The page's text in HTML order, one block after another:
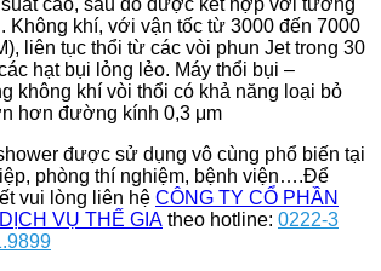
cao, sau đó được kết hợp với tường
Không khí, với vận tốc từ 3000 đến 7000
liên tục thổi từ các vòi phun Jet trong 30
hạt bụi lỏng lẻo. Máy thổi bụi –
không khí vòi thổi có khả năng loại bỏ
hơn đường kính 0,3 μm
được sử dụng vô cùng phổ biến tại
phòng thí nghiệm, bệnh viện….Để
vui lòng liên hệ CÔNG TY CỔ PHẦN
VỤ THẾ GIA theo hotline: 0222-3